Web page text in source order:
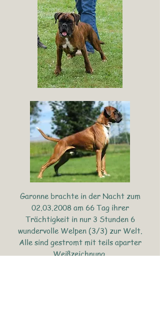
Garonne brachte in der Nacht zum
02.03.2008am 66 Tag ihrer
Trächtigkeit in nur 3 Stunden 6
wundervolle Welpen (3/3) zur Welt.
Alle sind gestromt mit teils aparter
Weißzeichnung.